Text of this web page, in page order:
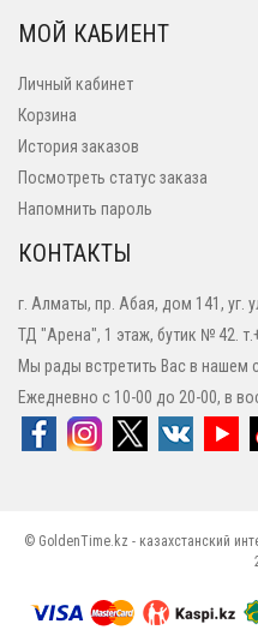
МОЙ КАБИЕНТ
Личный кабинет
Корзина
История заказов
Посмотреть статус заказа
Напомнить пароль
КОНТАКТЫ
г. Алматы, пр. Абая, дом 141, уг.
ТД "Арена", 1 этаж, бутик № 42.
Мы рады встретить Вас в нашем
Ежедневно с 10-00 до 20-00, в
© GoldenTime.kz - казахстанский